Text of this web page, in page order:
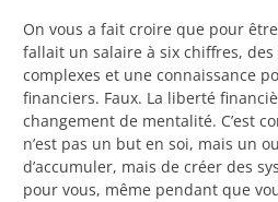
On vous a fait croire que pour
fallait un salaire à six chiffres,
complexes et une connaissance
financiers. Faux. La liberté
changement de mentalité. C’est
n’est pas un but en soi, mais un
d’accumuler, mais de créer des
pour vous, même pendant que